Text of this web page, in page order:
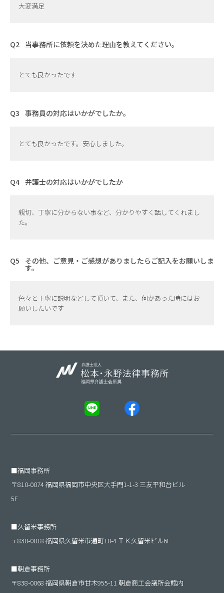
大変満足
当事務所に依頼を決めた理由を教えてください。
とても良かったです
事務員の対応はいかがでしたか。
とても良かったです。安心しました。
弁護士の対応はいかがでしたか
親切、丁寧に分からない事など、分かりやすく話してくれまし
た。
その他、ご意見・ご感想がありましたらご記入をお願いしま
す。
色々と丁寧に説明などして頂いて、また、何かあった時にはお
願いしたいです
■福岡事務所
〒810-0074 福岡県福岡市中央区大手門1-1-3 三友平和台ビル
5F
■久留米事務所
〒830-0018 福岡県久留米市通町10-4 ＴＫ久留米ビル6F
■朝倉事務所
〒838-0068 福岡県朝倉市甘木955-11 朝倉商工会議所会館内